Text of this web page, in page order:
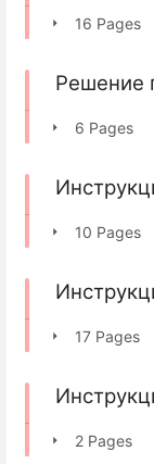
16 Pages
Решение
6 Pages
10 Pages
17 Pages
2 Pages